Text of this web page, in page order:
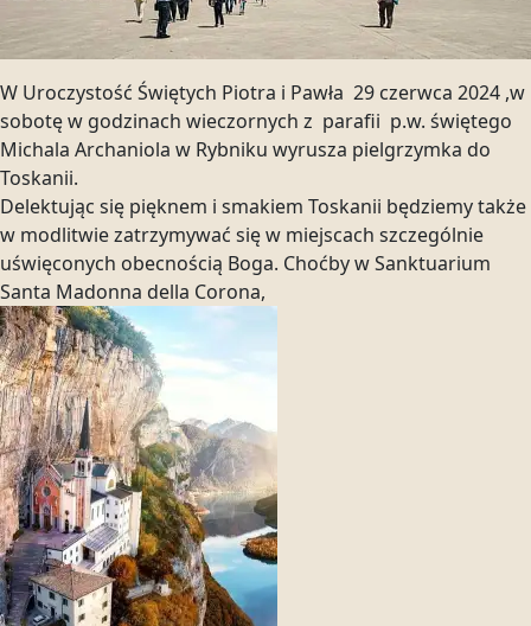
W Uroczystość Świętych Piotra i Pawła 29 czerwca 2024 ,w
sobotę w godzinach wieczornych z parafii p.w. świętego
Michala Archaniola w Rybniku wyrusza pielgrzymka do
Toskanii.
Delektując się pięknem i smakiem Toskanii będziemy także
w modlitwie zatrzymywać się w miejscach szczególnie
uświęconych obecnością Boga. Choćby w Sanktuarium
Santa Madonna della Corona,